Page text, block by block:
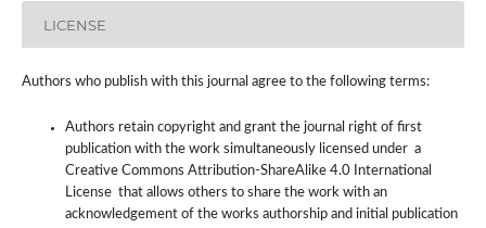
LICENSE
Authors who publish with this journal agree to the following terms:
Authors retain copyright and grant the journal right of first
publication with the work simultaneously licensed under a
Creative Commons Attribution-ShareAlike 4.0 International
License that allows others to share the work with an
acknowledgement of the works authorship and initial publication